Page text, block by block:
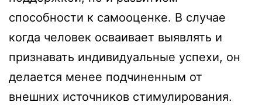
способности к самооценке. В случае
когда человек осваивает выявлять и
признавать индивидуальные успехи, он
делается менее подчиненным от
внешних источников стимулирования.